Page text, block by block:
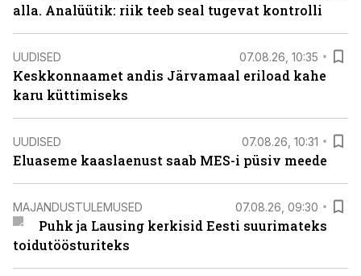
alla. Analüütik: riik teeb seal tugevat kontrolli
UUDISED 07.08.26, 10:35
Keskkonnaamet andis Järvamaal eriload kahe
karu küttimiseks
UUDISED 07.08.26, 10:31
Eluaseme kaaslaenust saab MES-i püsiv meede
MAJANDUSTULEMUSED 07.08.26, 09:30
Puhk ja Lausing kerkisid Eesti suurimateks
toidutöösturiteks